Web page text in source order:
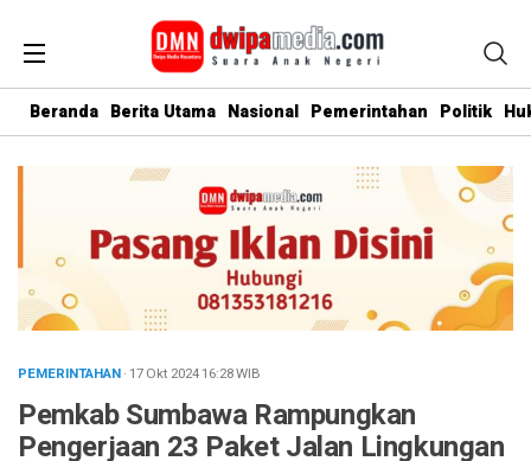
Beranda Berita Utama Nasional Pemerintahan Politik
PEMERINTAHAN· 17 Okt 202416:28WIB
Pemkab Sumbawa Rampungkan
Pengerjaan 23 Paket Jalan Lingkungan